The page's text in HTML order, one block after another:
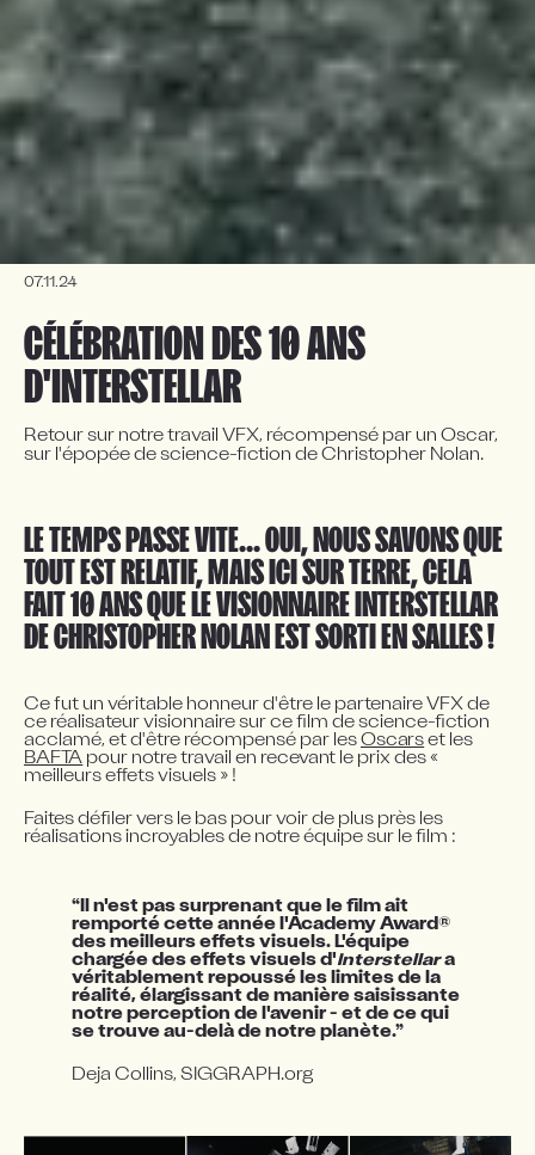
CÉLÉBRATION DES 10 ANS
D'INTERSTELLAR
Retour sur notre travail VFX, récompensé par un Oscar,
07.11.24
LE TEMPS PASSE VITE... OUI, NOUS SAVONS QUE
TOUT EST RELATIF, MAIS ICI SUR TERRE, CELA
FAIT 10 ANS QUE LE VISIONNAIRE INTERSTELLAR
DE CHRISTOPHER NOLAN EST SORTI EN SALLES !
Ce fut un véritable honneur d'être le partenaire VFX de
ce réalisateur visionnaire sur ce film de science-fiction
acclamé, et d'être récompensé par les Oscars
BAFTA pour notre travail en recevant le prix des «
meilleurs effets visuels » !
Faites défiler vers le bas pour voir de plus près les
réalisations incroyables de notre équipe sur le film :
“Il n'est pas surprenant que le film ait
remporté cette année l'Academy Award ®
des meilleurs effets visuels. L'équipe
chargée des effets visuels d'Interstellar a
véritablement repoussé les limites de la
réalité, élargissant de manière saisissante
notre perception de l'avenir - et de ce qui
se trouve au-delà de notre planète.”
Deja Collins, SIGGRAPH.org